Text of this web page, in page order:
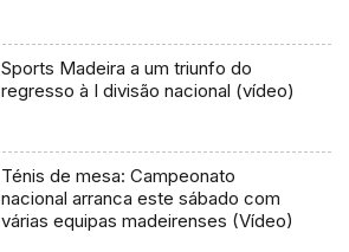
Sports Madeira a um triunfo do
regresso à I divisão nacional (vídeo)
Ténis de mesa: Campeonato
nacional arranca este sábado com
várias equipas madeirenses (Vídeo)